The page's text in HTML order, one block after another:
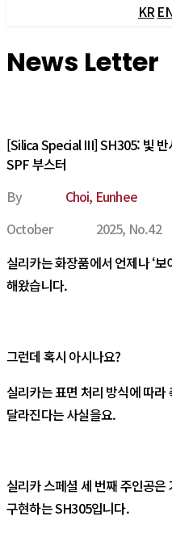
KR
News Letter
[Silica Special III] SH305: 빛
SPF 부스터
By
Choi, Eunhee
October
2025, No.42
실리카는 화장품에서 언제나 ‘
해왔습니다.
그런데 혹시 아시나요?
실리카는 표면 처리 방식에 따
달라진다는 사실을요.
실리카 스페셜 세 번째 주인공
구현하는 SH305입니다.